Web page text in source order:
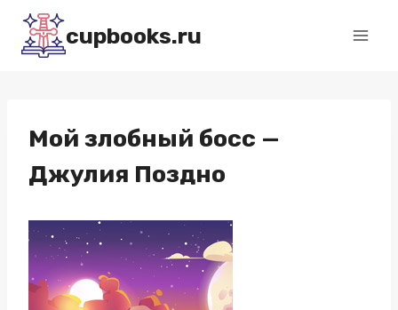
Перейти
содержимому
cupbooks.ru
Мой злобный босс —
Джулия Поздно